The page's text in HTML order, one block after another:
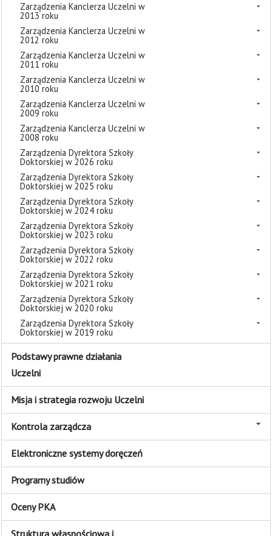
Zarządzenia Kanclerza Uczelni w
2013 roku
Zarządzenia Kanclerza Uczelni w
2012 roku
Zarządzenia Kanclerza Uczelni w
2011 roku
Zarządzenia Kanclerza Uczelni w
2010 roku
Zarządzenia Kanclerza Uczelni w
2009 roku
Zarządzenia Kanclerza Uczelni w
2008 roku
Zarządzenia Dyrektora Szkoły
Doktorskiej w 2026 roku
Zarządzenia Dyrektora Szkoły
Doktorskiej w 2025 roku
Zarządzenia Dyrektora Szkoły
Doktorskiej w 2024 roku
Zarządzenia Dyrektora Szkoły
Doktorskiej w 2023 roku
Zarządzenia Dyrektora Szkoły
Doktorskiej w 2022 roku
Zarządzenia Dyrektora Szkoły
Doktorskiej w 2021 roku
Zarządzenia Dyrektora Szkoły
Doktorskiej w 2020 roku
Zarządzenia Dyrektora Szkoły
Doktorskiej w 2019 roku
Podstawy prawne działania
Uczelni
Misja i strategia rozwoju Uczelni
Kontrola zarządcza
Elektroniczne systemy doręczeń
Programy studiów
Oceny PKA
Struktura własnościowa i